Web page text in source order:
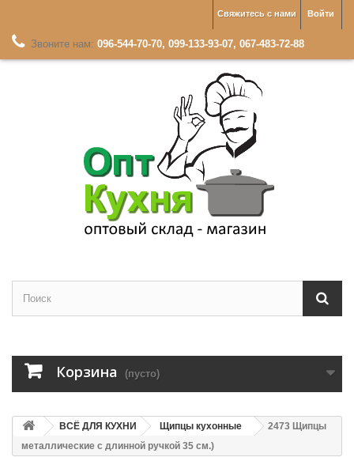
Войти
Свяжитесь с нами
Звоните нам: 096-544-70-70, 099-133-93-07, 067-483-72-88
Корзина (пусто)
ВСЁ ДЛЯ КУХНИ Щипцы кухонные
2473 Щипцы
металлические с длинной ручкой 35 см.)